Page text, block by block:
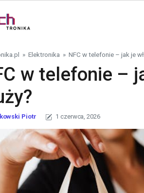
» Elektronika » NFC w telefonie – jak je
w telefonie –
Piotr 1 czerwca, 2026